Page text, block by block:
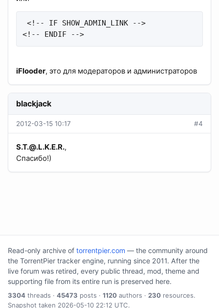
<!-- IF SHOW_ADMIN_LINK -->
<!-- ENDIF -->
iFlooder, это для модераторов и администраторов
blackjack
2012-03-15 10:17 #4
S.T.@.L.K.E.R.,
Спасибо!)
Read-only archive of torrentpier.com — the community around
the TorrentPier tracker engine, running since 2011. After the
live forum was retired, every public thread, mod, theme and
supporting file from its entire run is preserved here.
3304 threads · 45473 posts · 1120 authors · 230 resources.
Snapshot taken 2026-05-10 22:12 UTC.